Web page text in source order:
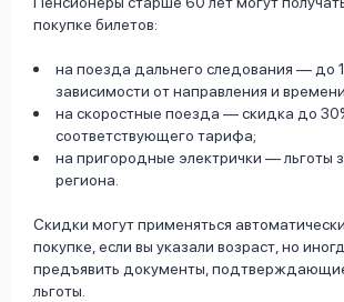
покупке билетов:
на поезда дальнего следования — до
зависимости от направления и
на скоростные поезда — скидка до
соответствующего тарифа;
на пригородные электрички — льготы
региона.
Скидки могут применяться
покупке, если вы указали возраст, но
предъявить документы,
льготы.